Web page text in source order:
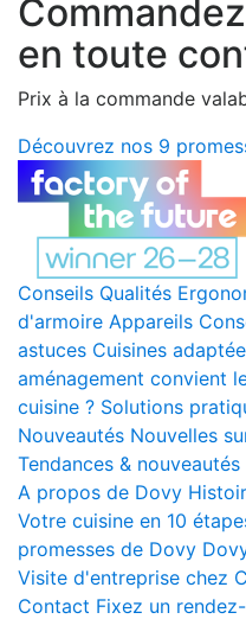
en toute
Prix à la commande
Découvrez nos 9
Conseils Qualités
d'armoire Appareils
astuces Cuisines
aménagement convient
cuisine ? Solutions
Nouveautés Nouvelles
Tendances & nouveautés
A propos de Dovy
Votre cuisine en 10
promesses de Dovy
Visite d'entreprise chez
Contact Fixez un